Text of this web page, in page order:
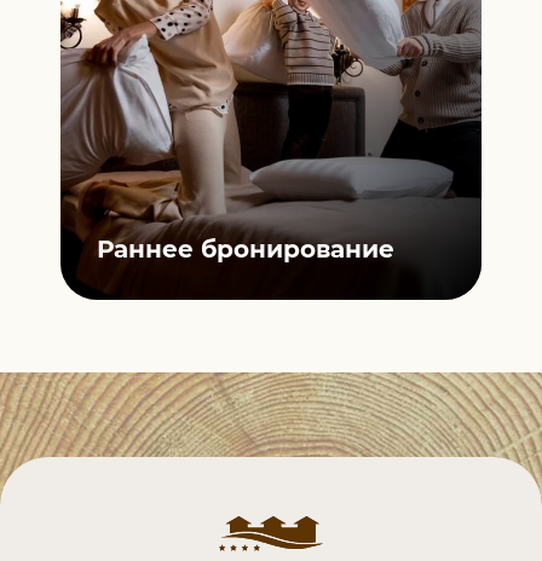
Раннее бронирование